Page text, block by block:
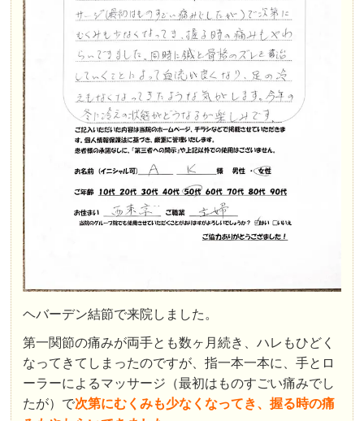
ヘバーデン結節で来院しました。
第一関節の痛みが両手とも数ヶ月続き、ハレもひどく
なってきてしまったのですが、指一本一本に、手とロ
ーラーによるマッサージ（最初はものすごい痛みでし
たが）で次第にむくみも少なくなってき、握る時の痛